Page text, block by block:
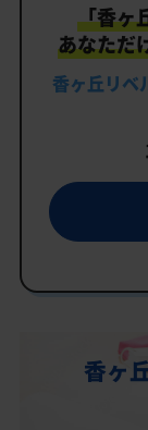
生徒にピ
オーダー
カリキ
香ヶ丘
「いつで
香ヶ丘
行事
香ヶ丘
香ヶ丘
「香ヶ
あなただ
香ヶ丘リベ
香ヶ